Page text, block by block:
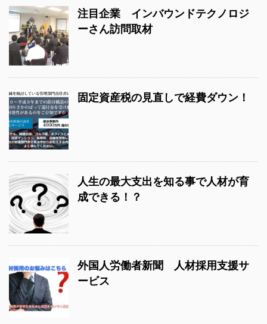
注目企業 インバウンドテクノロジ
ーさん訪問取材
固定資産税の見直しで経費ダウン！
人生の最大支出を知る事で人材が育
成できる！？
外国人労働者新聞 人材採用支援サ
ービス